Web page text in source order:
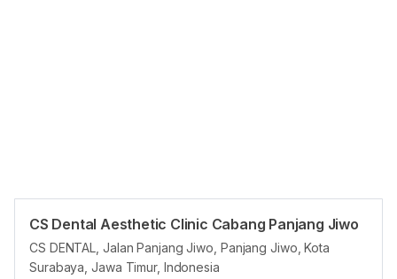
CS Dental Aesthetic Clinic Cabang Panjang Jiwo
CS DENTAL, Jalan Panjang Jiwo, Panjang Jiwo, Kota
Surabaya, Jawa Timur, Indonesia
Panduan Pasien
Fasilitas yang dimiliki CS Dental Aesthetic Clinic juga tergolong